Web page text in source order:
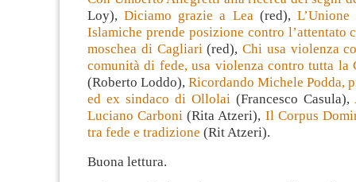
Loy),Diciamo grazie a Lea(red),
Islamiche prende posizione contro l’attentato
moschea di Cagliari(red),Chi usa violenza
comunità di fede, usa violenza contro tutta la
(Roberto Loddo), Ricordando Michele Podda,
ed ex sindaco di Ollolai (Francesco Casula),
Luciano Carboni (Rita Atzeri), Il Corpus
tra fede e tradizione (Rit Atzeri).
Buona lettura.